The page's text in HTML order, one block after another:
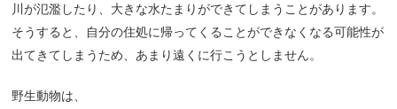
川が氾濫したり、大きな水たまりができてしまうことがあります。
そうすると、自分の住処に帰ってくることができなくなる可能性が
出てきてしまうため、あまり遠くに行こうとしません。
野生動物は、